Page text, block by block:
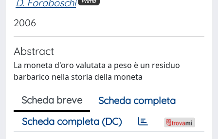
D. Foraboschi
2006
Abstract
La moneta d'oro valutata a peso è un residuo
barbarico nella storia della moneta
Scheda breve
Scheda completa
Scheda completa (DC)